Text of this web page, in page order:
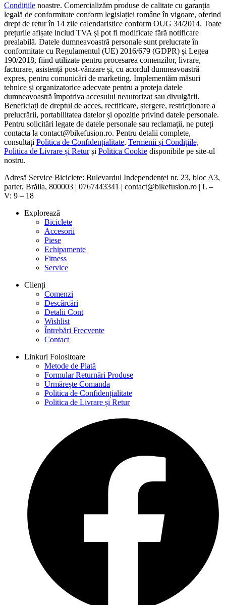
Condițiile noastre. Comercializăm produse de calitate cu garanția
legală de conformitate conform legislației române în vigoare, oferind
drept de retur în 14 zile calendaristice conform OUG 34/2014. Toate
prețurile afișate includ TVA și pot fi modificate fără notificare
prealabilă. Datele dumneavoastră personale sunt prelucrate în
conformitate cu Regulamentul (UE) 2016/679 (GDPR) și Legea
190/2018, fiind utilizate pentru procesarea comenzilor, livrare,
facturare, asistență post-vânzare și, cu acordul dumneavoastră
expres, pentru comunicări de marketing. Implementăm măsuri
tehnice și organizatorice adecvate pentru a proteja datele
dumneavoastră împotriva accesului neautorizat sau divulgării.
Beneficiați de dreptul de acces, rectificare, ștergere, restricționare a
prelucrării, portabilitatea datelor și opoziție privind datele personale.
Pentru solicitări legate de datele personale sau reclamații, ne puteți
contacta la contact@bikefusion.ro. Pentru detalii complete,
consultați Politica de Confidențialitate, Termenii și Condițiile,
Politica de Livrare și Returși Politica Cookie disponibile pe site-ul
nostru.
Adresă Service Biciclete: Bulevardul Independenței nr. 23, bloc A3,
parter, Brăila, 800003 | 0767443341 | contact@bikefusion.ro | L –
V: 9 – 18
Explorează
Biciclete
Accesorii
Piese
Echipamente
Fitness
Service
Clienți
Comenzi
Descărcări
Detalii Cont
Wishlist
Întrebări Frecvente
Contact
Linkuri Folositoare
Metode de Plată
Formular Returnări Produse
Urmărește Comanda
Politica de Confidențialitate
Politica de Livrare și Retur